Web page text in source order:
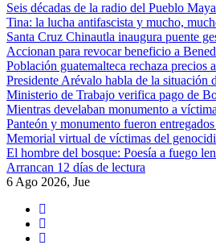
Seis décadas de la radio del Pueblo
Tina: la lucha antifascista y mucho,
Santa Cruz Chinautla inaugura puente
Accionan para revocar beneficio a
Población guatemalteca rechaza precios
Presidente Arévalo habla de la situación
Ministerio de Trabajo verifica pago de
Mientras develaban monumento a
Panteón y monumento fueron
Memorial virtual de víctimas del
El hombre del bosque: Poesía a fuego
Arrancan 12 días de lectura
6 Ago 2026, Jue